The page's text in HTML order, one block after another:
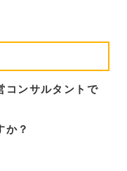
コンサルタントで
か？